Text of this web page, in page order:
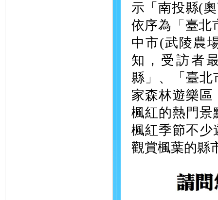
示「南投縣(
依序為「臺北
中市(武陵農
知，受訪者
縣」、「臺北
家森林遊樂
楓紅的熱門景
楓紅季節不少
觀賞楓葉的縣